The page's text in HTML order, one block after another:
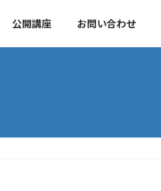
公開講座 お問い合わせ